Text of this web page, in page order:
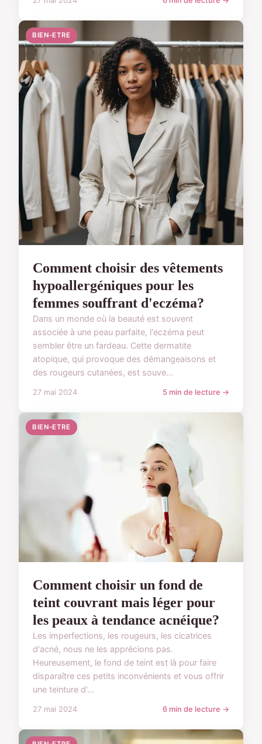
BIEN-ETRE
Comment choisir des vêtements
hypoallergéniques pour les
femmes souffrant d'eczéma?
Dans un monde où la beauté est souvent
associée à une peau parfaite, l'eczéma peut
sembler être un fardeau. Cette dermatite
atopique, qui provoque des démangeaisons et
des rougeurs cutanées, est souve...
27 mai 2024 5 min de lecture →
BIEN-ETRE
Comment choisir un fond de
teint couvrant mais léger pour
les peaux à tendance acnéique?
Les imperfections, les rougeurs, les cicatrices
d'acné, nous ne les apprécions pas.
Heureusement, le fond de teint est là pour faire
disparaître ces petits inconvénients et vous offrir
une teinture d'...
27 mai 2024 6 min de lecture →